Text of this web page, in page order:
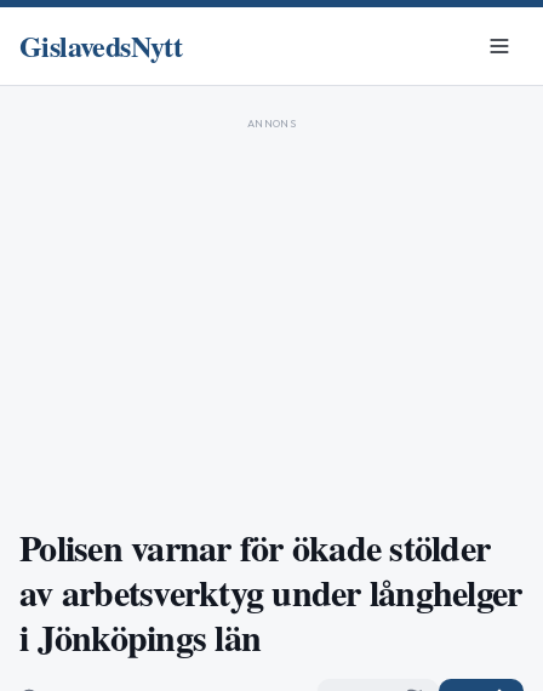
GislavedsNytt
ANNONS
Polisen varnar för ökade stölder
av arbetsverktyg under långhelger
i Jönköpings län